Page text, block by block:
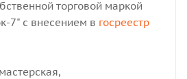
торговой маркой
7" с внесением в госреестр